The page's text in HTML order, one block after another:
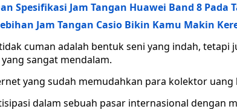
Spesifikasi Jam Tangan Huawei Band 8 Pada
Jam Tangan Casio Bikin Kamu Makin
cuman adalah bentuk seni yang indah, tetapi
sangat mendalam.
yang sudah memudahkan para kolektor
dalam sebuah pasar internasional dengan